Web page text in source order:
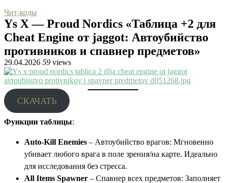
Чит-коды
Ys X — Proud Nordics «Таблица +2 для
Cheat Engine от jaggot: Автоубийство
противников и спавнер предметов»
29.04.2026 59 views
СКАЧАТЬ
Функции таблицы:
Auto-Kill Enemies – Автоубийство врагов: Мгновенно
убивает любого врага в поле зрения/на карте. Идеально
для исследования без стресса.
All Items Spawner – Спавнер всех предметов: Заполняет